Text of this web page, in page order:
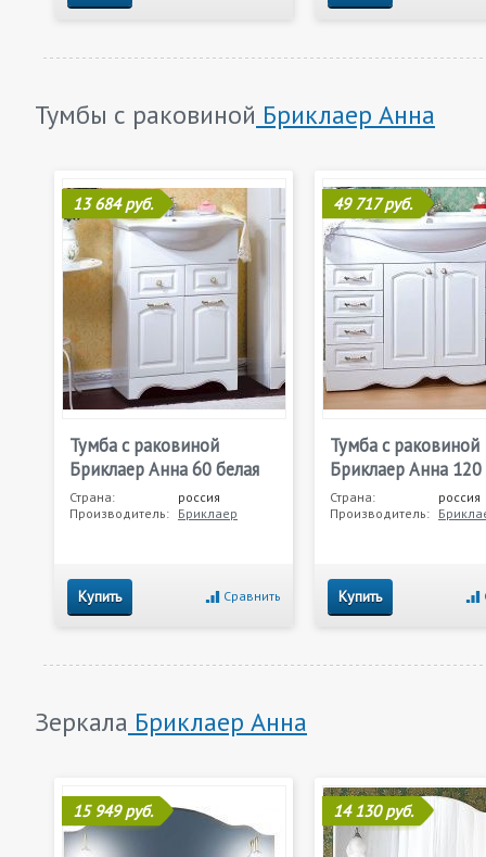
Тумбы с раковиной Бриклаер Анна
13 684 руб.
Тумба с раковиной
Бриклаер Анна 60 белая
Страна:
россия
Производитель: Бриклаер
Купить Сравнить
49 717 руб.
Тумба с раковиной
Бриклаер Анна 120
Страна:
россия
Производитель:
Купить
Зеркала Бриклаер Анна
15 949 руб. 14 130 руб.